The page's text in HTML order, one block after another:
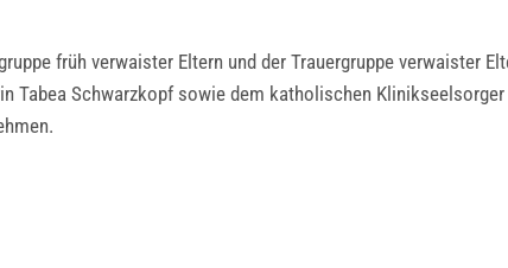
früh verwaister Eltern und der Trauergruppe verwaister
Tabea Schwarzkopf sowie dem katholischen